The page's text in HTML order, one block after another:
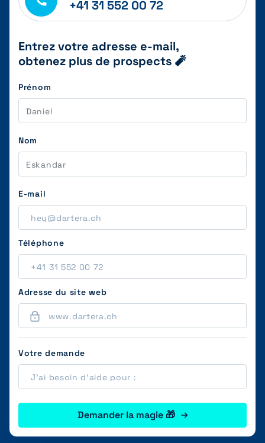
+41 31 552 00 72
Entrez votre adresse e-mail,
obtenez plus de prospects 🧨
Prénom
Nom
E-mail
Téléphone
Adresse du site web
Votre demande
Demander la magie 🎁